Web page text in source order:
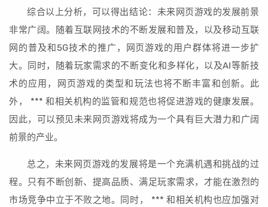
综合以上分析，可以得出结论：未来网页游戏的发展前景
非常广阔。随着互联网技术的不断发展和普及，以及移动互联
网的普及和5G技术的推广，网页游戏的用户群体将进一步扩
大。同时，随着玩家需求的不断变化和多样化，以及AI等新技
术的应用，网页游戏的类型和玩法也将不断丰富和创新。此
外， *** 和相关机构的监管和规范也将促进游戏的健康发展。
因此，可以预见未来网页游戏将成为一个具有巨大潜力和广阔
前景的产业。
总之，未来网页游戏的发展将是一个充满机遇和挑战的过
程。只有不断创新、提高品质、满足玩家需求，才能在激烈的
市场竞争中立于不败之地。同时， *** 和相关机构也应加强对